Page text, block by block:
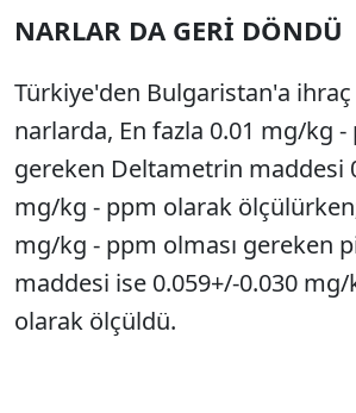
SÖZCÜ SON DAKİKA
NARLAR DA GERİ DÖNDÜ
Türkiye'den Bulgaristan'a
narlarda, En fazla 0.01 mg/kg -
gereken Deltametrin maddesi
mg/kg - ppm olarak
mg/kg - ppm olması gereken
maddesi ise 0.059+/-0.030
olarak ölçüldü.